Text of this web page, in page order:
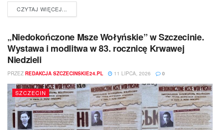
CZYTAJ WIĘCEJ...
„Niedokończone Msze Wołyńskie” w Szczecinie.
Wystawa i modlitwa w 83. rocznicę Krwawej
Niedzieli
PRZEZ REDAKCJA SZCZECINSKIE24.PL 11 LIPCA, 2026 0
SZCZECIN